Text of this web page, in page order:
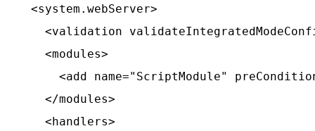
  <system.webServer>
<validation
    <modules>
<add name="ScriptModule"
    </modules>
    <handlers>